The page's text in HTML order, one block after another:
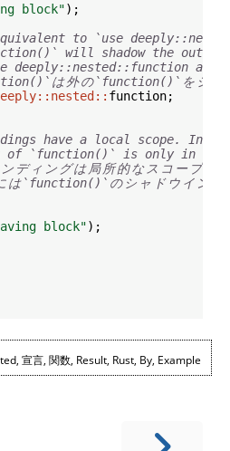
block") ;
to `use
will shadow the outer
deeply::nested::function as
は外の `function()` を シ
function;
have a local scope. In
of `function()` is only in
ン ディ ン グは 局 所的な ス コ ー プ
は `function()` の シ ャ ド ウ イ ン
block") ;
, 宣言, 関数, Result, Rust, By, Example